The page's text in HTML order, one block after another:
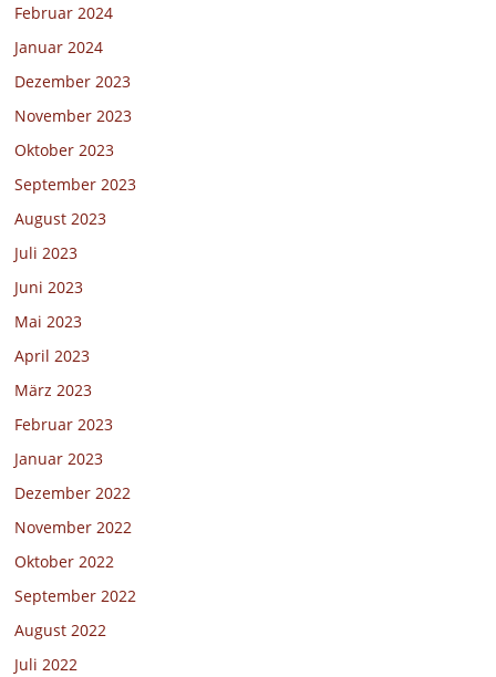
Februar 2024
Januar 2024
Dezember 2023
November 2023
Oktober 2023
September 2023
August 2023
Juli 2023
Juni 2023
Mai 2023
April 2023
März 2023
Februar 2023
Januar 2023
Dezember 2022
November 2022
Oktober 2022
September 2022
August 2022
Juli 2022